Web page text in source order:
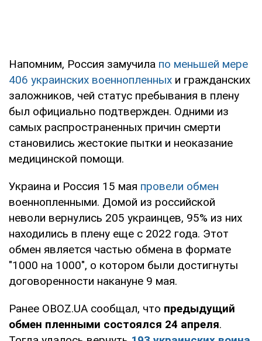
Напомним, Россия замучила по меньшей мере
406 украинских военнопленных и гражданских
заложников, чей статус пребывания в плену
был официально подтвержден. Одними из
самых распространенных причин смерти
становились жестокие пытки и неоказание
медицинской помощи.
Украина и Россия 15 мая провели обмен
военнопленными. Домой из российской
неволи вернулись 205 украинцев, 95% из них
находились в плену еще с 2022 года. Этот
обмен является частью обмена в формате
"1000 на 1000", о котором были достигнуты
договоренности накануне 9 мая.
Ранее OBOZ.UA сообщал, что предыдущий
обмен пленными состоялся 24 апреля.